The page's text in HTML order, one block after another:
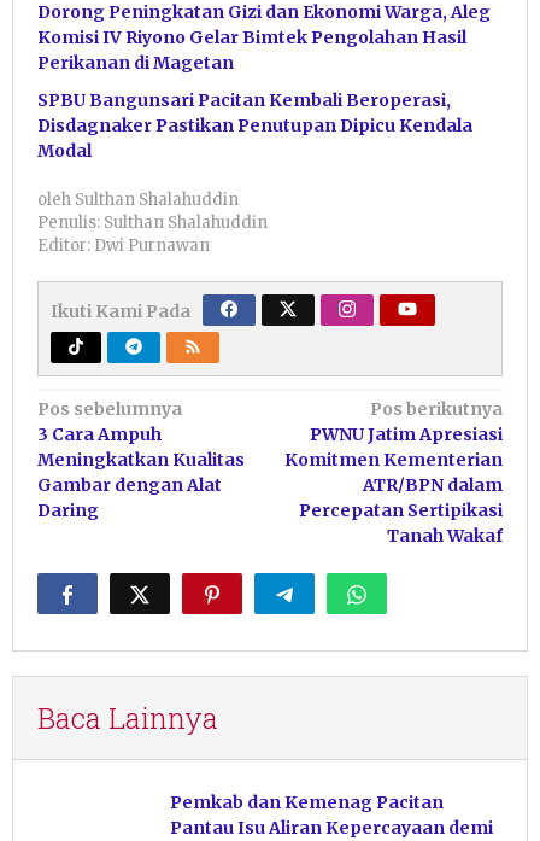
Dorong Peningkatan Gizi dan Ekonomi Warga, Aleg
Komisi IV Riyono Gelar Bimtek Pengolahan Hasil
Perikanan di Magetan
SPBU Bangunsari Pacitan Kembali Beroperasi,
Disdagnaker Pastikan Penutupan Dipicu Kendala
Modal
oleh Sulthan Shalahuddin
Penulis: Sulthan Shalahuddin
Editor: Dwi Purnawan
Ikuti Kami Pada
Navigasi
pos
Pos sebelumnya
3 Cara Ampuh
Meningkatkan Kualitas
Gambar dengan Alat
Daring
Pos berikutnya
PWNU Jatim Apresiasi
Komitmen Kementerian
ATR/BPN dalam
Percepatan Sertipikasi
Tanah Wakaf
Baca Lainnya
Pemkab dan Kemenag Pacitan
Pantau Isu Aliran Kepercayaan demi